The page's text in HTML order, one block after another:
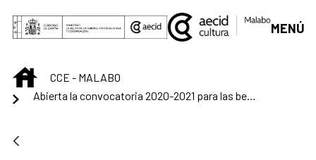
Saltar al contenido principal
MENÚ
INICIOCCE - MALABO
Abierta la convocatoria 2020-2021 para las becas MAEC-AECID de arte, educación, ciencia y cultura